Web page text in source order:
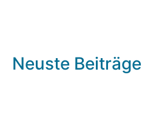
Neuste Beiträge